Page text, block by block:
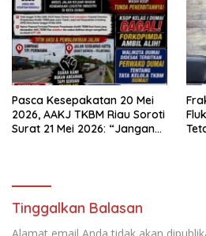
Pasca Kesepakatan 20 Mei
2026, AAKJ TKBM Riau Soroti
Surat 21 Mei 2026: “Jangan
Tinggalkan Balasan